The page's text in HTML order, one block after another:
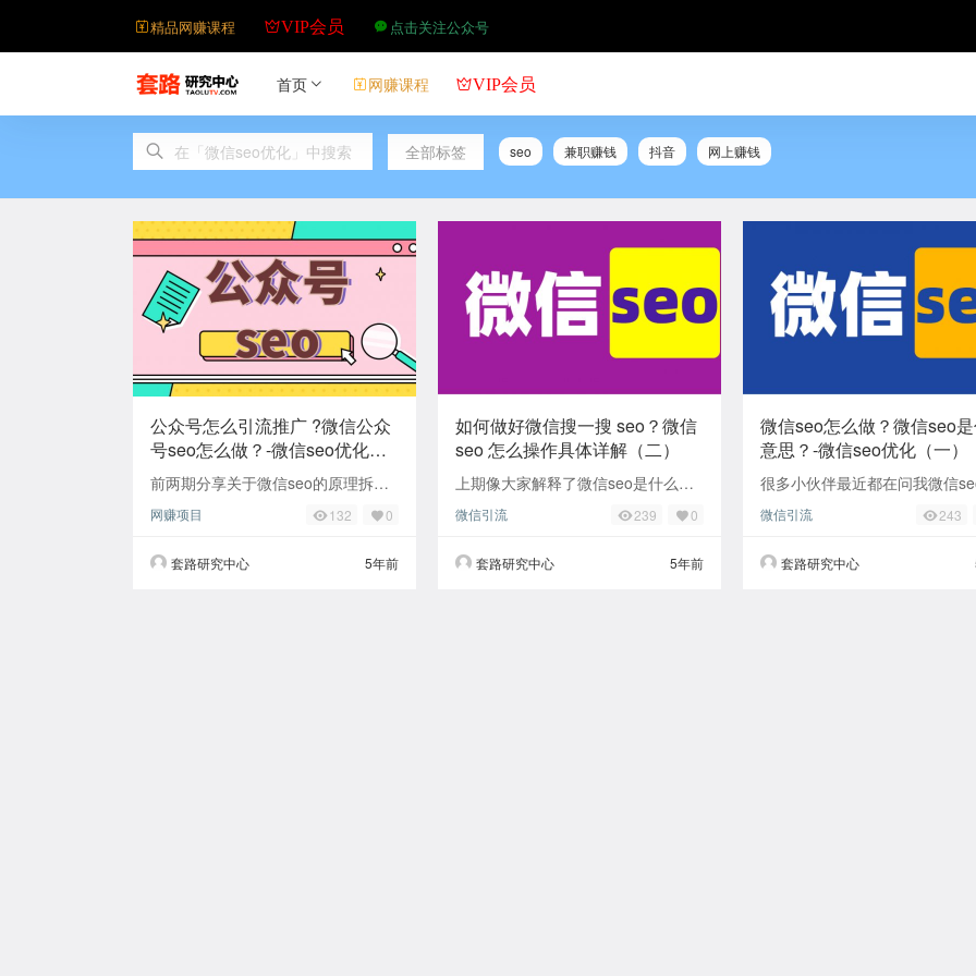
精品网赚课程 VIP会员 点击关注公众号
首页 网赚课程 VIP会员
全部标签 seo 兼职赚钱 抖音 网上赚钱
公众号怎么引流推广 ?微信公众
号seo怎么做？-微信seo优化
（三）
前两期分享关于微信seo的原理拆解
重要性。如果你想要做微信seo的优
网赚项目 132 0
套路研究中心 5年前
如何做好微信搜一搜 seo？微信
seo 怎么操作具体详解（二）
上期像大家解释了微信seo是什么和
了简单的分析。而这章为大家讲一下
微信引流 239 0
套路研究中心 5年前
微信seo怎么做？微信seo
意思？-微信seo优化（一）
很多小伙伴最近都在问我微信
引流。如果你同样对微信seo优
微信引流 243
套路研究中心